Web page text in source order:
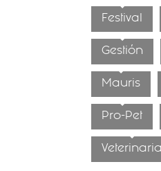
Festival
Gestión
Mauris
Pro-Pet
Veterinaria